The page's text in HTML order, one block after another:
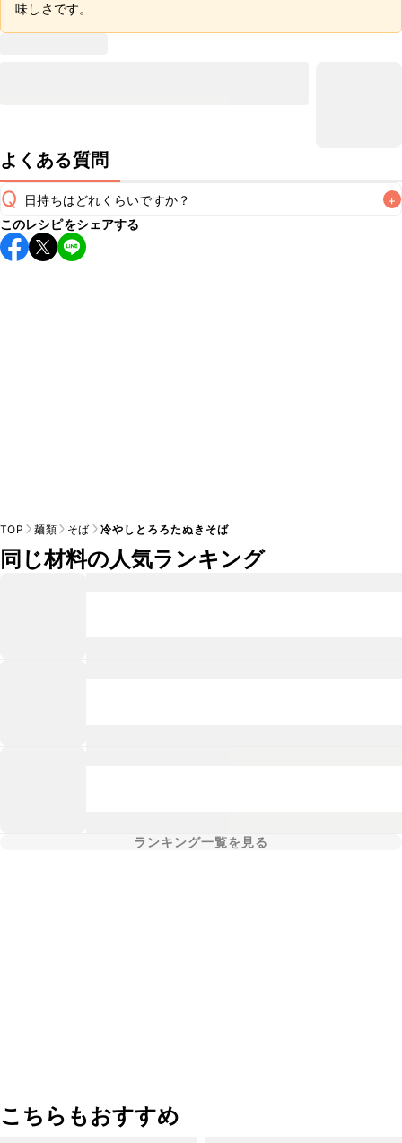
味しさです。
よくある質問
Q 日持ちはどれくらいですか？ +
こちらのレシピは出来たてをお召し上がりいただくことをお
すすめします。
このレシピをシェアする
TOP 麺類 そば 冷やしとろろたぬきそば
同じ材料の人気ランキング
ランキング一覧を見る
こちらもおすすめ